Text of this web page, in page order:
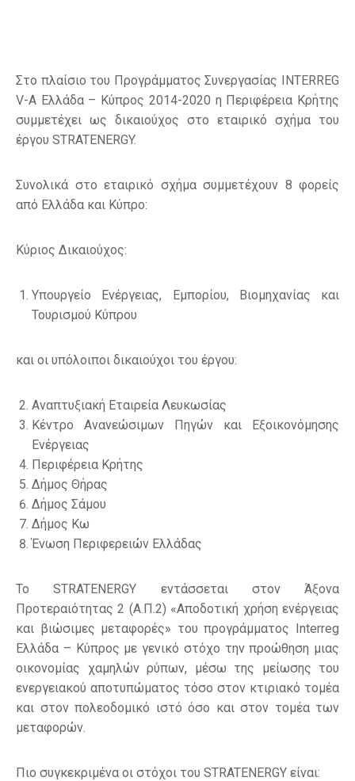
Στο πλαίσιο του Προγράμματος Συνεργασίας INTERREG
V-A Ελλάδα – Κύπρος 2014-2020 η Περιφέρεια Κρήτης
συμμετέχει ως δικαιούχος στο εταιρικό σχήμα του
έργου STRATENERGY.
Συνολικά στο εταιρικό σχήμα συμμετέχουν 8 φορείς
από Ελλάδα και Κύπρο:
Κύριος Δικαιούχος:
Υπουργείο Ενέργειας, Εμπορίου, Βιομηχανίας και
Τουρισμού Κύπρου
και οι υπόλοιποι δικαιούχοι του έργου:
Αναπτυξιακή Εταιρεία Λευκωσίας
Κέντρο Ανανεώσιμων Πηγών και Εξοικονόμησης
Ενέργειας
Περιφέρεια Κρήτης
Δήμος Θήρας
Δήμος Σάμου
Δήμος Κω
Ένωση Περιφερειών Ελλάδας
Το STRATENERGY εντάσσεται στον Άξονα
Προτεραιότητας 2 (Α.Π.2) «Αποδοτική χρήση ενέργειας
και βιώσιμες μεταφορές» του προγράμματος Interreg
Ελλάδα – Κύπρος με γενικό στόχο την προώθηση μιας
οικονομίας χαμηλών ρύπων, μέσω της μείωσης του
ενεργειακού αποτυπώματος τόσο στον κτιριακό τομέα
και στον πολεοδομικό ιστό όσο και στον τομέα των
μεταφορών.
Πιο συγκεκριμένα οι στόχοι του STRATENERGY είναι: